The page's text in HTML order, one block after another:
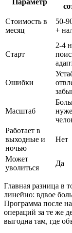
Параметр
Стоимость в
месяц
50-
+
Старт
2-4
Ошибки
Масштаб
Работает в
выходные и
ночью
Нет
Может
уволиться
Да
Главная разница в
линейно: вдвое
Программа после
операций за те же
выгодна там, где